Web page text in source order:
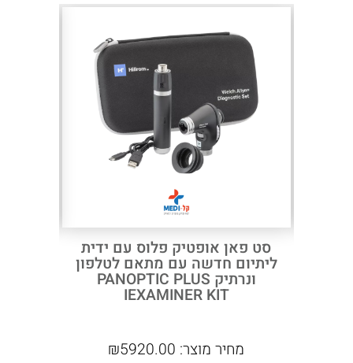
סט פאן אופטיק פלוס עם ידית
ליתיום חדשה עם מתאם לטלפון
ונרתיק PANOPTIC PLUS
IEXAMINER KIT
מחיר מוצר: ₪5920.00